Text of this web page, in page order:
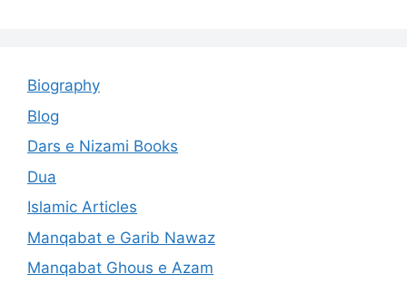
Biography
Blog
Dars e Nizami Books
Dua
Islamic Articles
Manqabat e Garib Nawaz
Manqabat Ghous e Azam